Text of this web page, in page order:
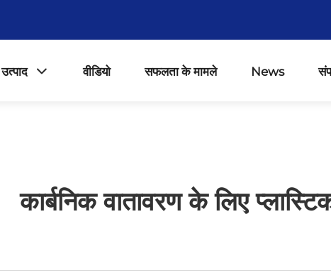
उत्पाद वीडियो सफलता के मामले News
कार्बनिक वातावरण के लिए